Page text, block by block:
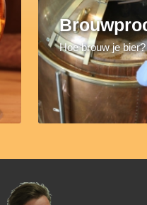
Hoe brouw je bier?